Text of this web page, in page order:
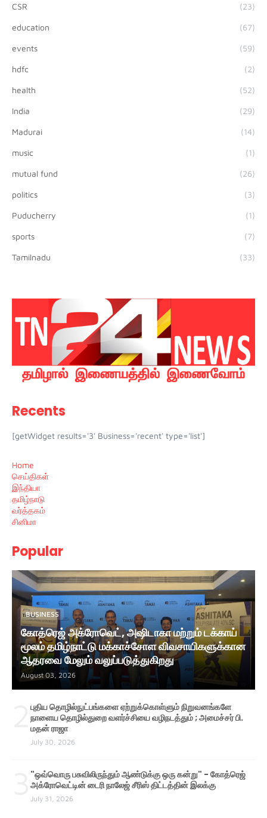
CSR (23)
education (67)
events (59)
hdfc (2)
health (52)
India (29)
Madurai (14)
music (1)
mutual fund (26)
politics (3)
Puducherry (1)
sports (7)
Tamilnadu (33)
Recents
[getWidget results='3' Business='recent' type='list']
Home
செய்திகள்
இந்தியா
தமிழ்நாடு
வர்த்தகம்
சினிமா
Popular
BUSINESS
கோத்ரெஜ் அக்ரோவெட், அஷிடாகா மற்றும் டக்காய்
மூலம் தமிழ்நாட்டு மக்காச்சோள விவசாயிகளுக்கான
ஆதரவை மேலும் வலுப்படுத்துகிறது
August 03, 2026
புதிய தொழில்நுட்பங்களை ஏற்றுக்கொள்ளும் நிறுவனங்களே
நாளைய தொழில்துறை வளர்ச்சியை வழிநடத்தும் ; அமைச்சர் பி.
மதன் ராஜா
July 30, 2026
"ஒவ்வொரு பசுவிலிருந்தும் ஆண்டுக்கு ஒரு கன்று" - கோத்ரெஜ்
அக்ரோவெட்டின் டைரி நாலேஜ் சீரிஸ் திட்டத்தின் இலக்கு
July 31, 2026